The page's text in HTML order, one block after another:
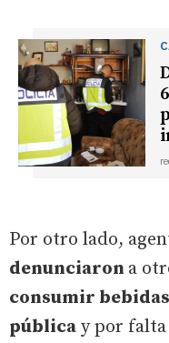
Por otro lado,
denunciaron a
consumir
pública y por falta